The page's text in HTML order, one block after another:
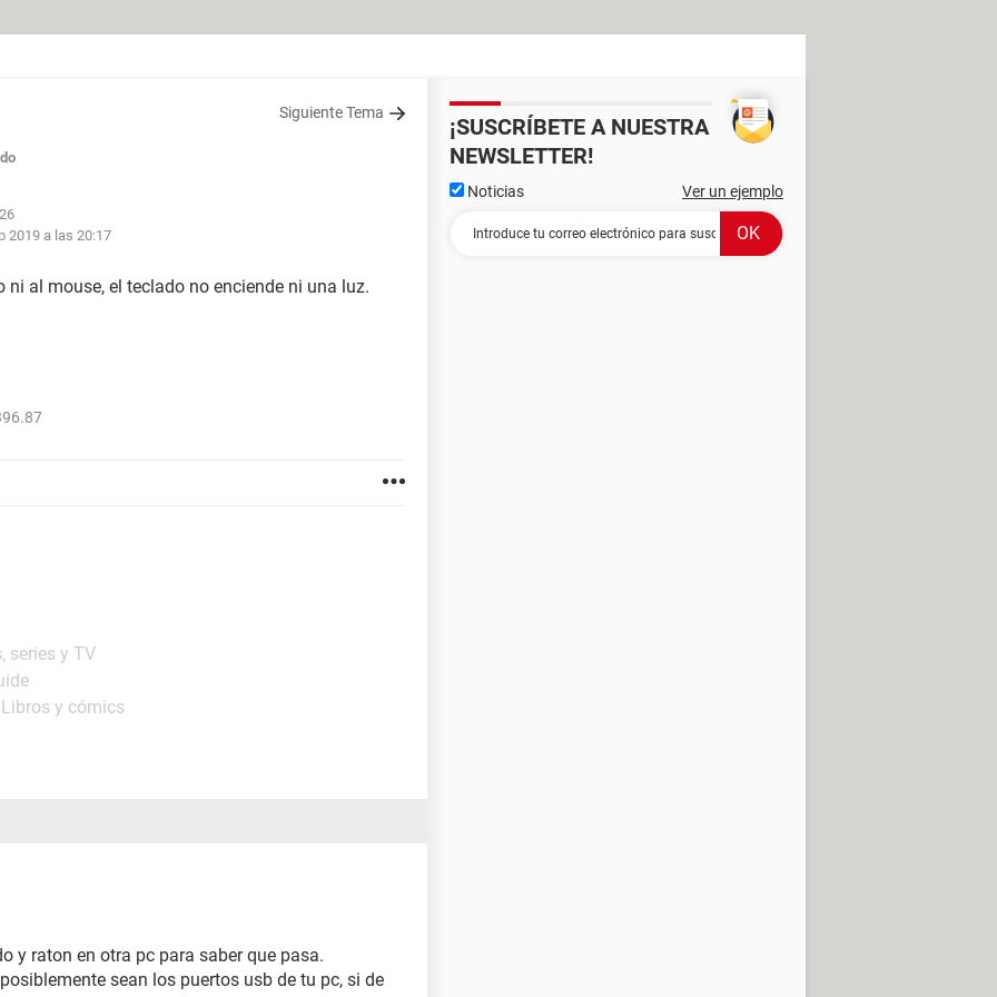
Siguiente Tema
2019 a las 20:17
al mouse, el teclado no enciende ni una luz.
series y TV
y cómics
y raton en otra pc para saber que pasa.
sean los puertos usb de tu pc, si de
¡SUSCRÍBETE A NUESTRA
NEWSLETTER!
Noticias Ver un ejemplo